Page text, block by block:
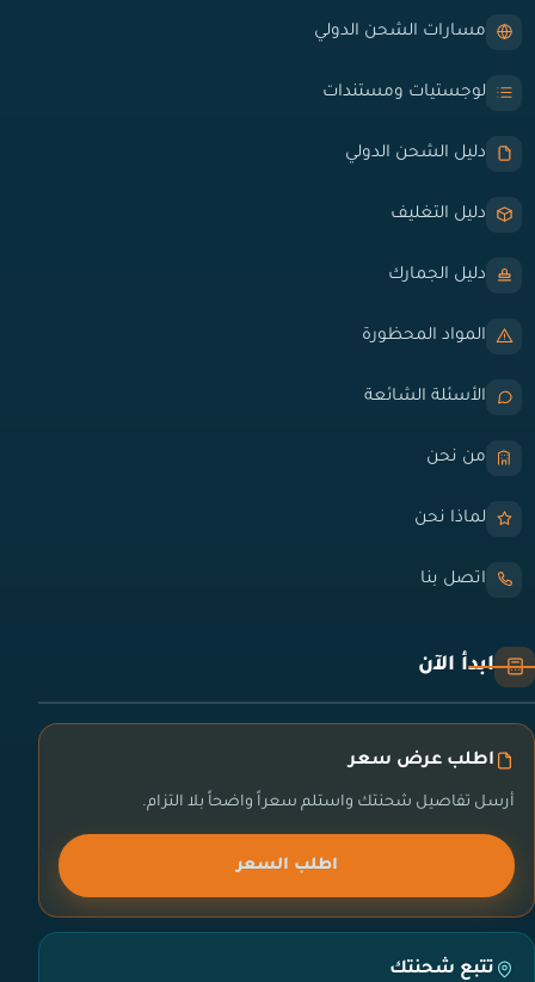
مسارات الشحن الدولي
لوجستيات ومستندات
دليل الشحن الدولي
دليل التغليف
دليل الجمارك
المواد المحظورة
الأسئلة الشائعة
من نحن
لماذا نحن
اتصل بنا
ابدأ الآن
اطلب عرض سعر
أرسل تفاصيل شحنتك واستلم سعراً واضحاً بلا التزام.
اطلب السعر
تتبع شحنتك